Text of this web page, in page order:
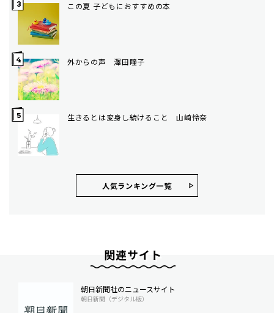
この夏 子どもにおすすめの本
外からの声 澤田瞳子
生きるとは変身し続けること 山崎怜奈
人気ランキング⼀覧
関連サイト
朝日新聞社のニュースサイト
朝日新聞（デジタル版）